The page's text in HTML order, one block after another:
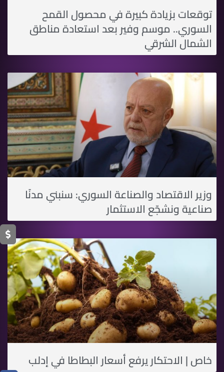
توقعات بزيادة كبيرة في محصول القمح
السوري.. موسم وفير بعد استعادة مناطق
الشمال الشرقي
وزير الاقتصاد والصناعة السوري: سنبني مدنًا
صناعية ونشجّع الاستثمار
خاص | الاحتكار يرفع أسعار البطاطا في إدلب